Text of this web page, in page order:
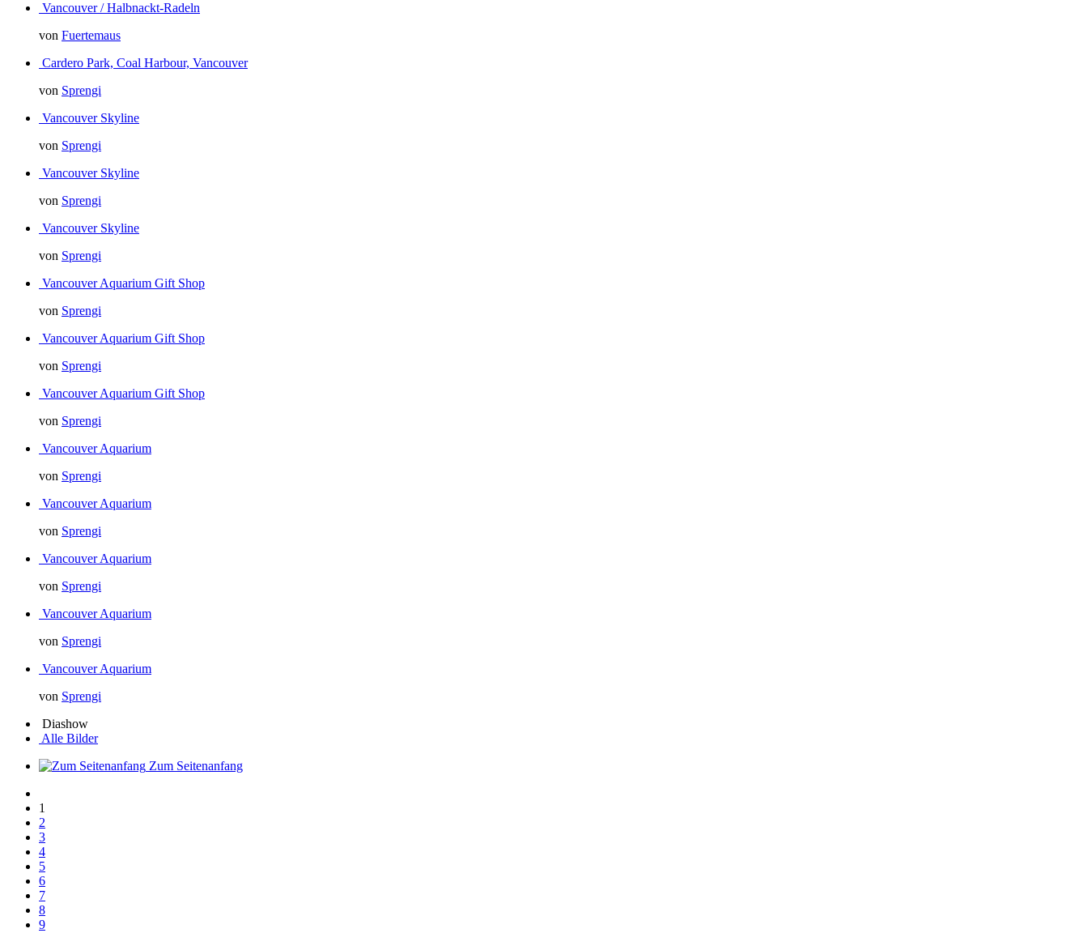
Vancouver / Halbnackt-Radeln
von Fuertemaus
Cardero Park, Coal Harbour, Vancouver
von Sprengi
Vancouver Skyline
von Sprengi
Vancouver Skyline
von Sprengi
Vancouver Skyline
von Sprengi
Vancouver Aquarium Gift Shop
von Sprengi
Vancouver Aquarium Gift Shop
von Sprengi
Vancouver Aquarium Gift Shop
von Sprengi
Vancouver Aquarium
von Sprengi
Vancouver Aquarium
von Sprengi
Vancouver Aquarium
von Sprengi
Vancouver Aquarium
von Sprengi
Vancouver Aquarium
von Sprengi
Diashow
Alle Bilder
Zum Seitenanfang
1
2
3
4
5
6
7
8
9